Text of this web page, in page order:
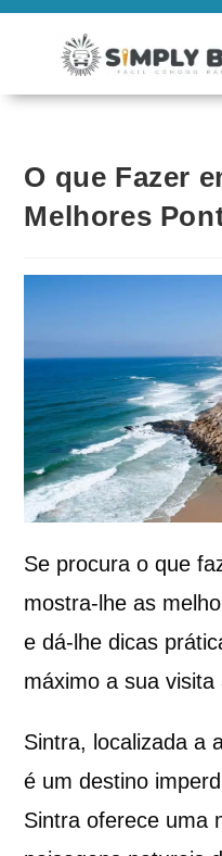
O que Fazer
Melhores
Se procura o que
mostra-lhe as
e dá-lhe dicas
máximo a sua
Sintra, localizada a
é um destino
Sintra oferece uma